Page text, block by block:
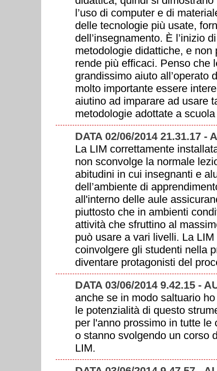
l’uso di computer e di
delle tecnologie più usate,
dell’insegnamento. È l’inizio
metodologie didattiche, e
rende più efficaci. Penso che
grandissimo aiuto all’operato
molto importante essere
aiutino ad imparare ad usare
metodologie adottate a
DATA 02/06/2014 21.31.17 -
La LIM correttamente
non sconvolge la normale
abitudini in cui insegnanti e
dell’ambiente di
all'interno delle aule
piuttosto che in ambienti
attività che sfruttino al
può usare a vari livelli. La
coinvolgere gli studenti nella
diventare protagonisti del
DATA 03/06/2014 9.42.15 -
anche se in modo saltuario
le potenzialità di questo
per l'anno prossimo in tutte
o stanno svolgendo un corso
LIM.